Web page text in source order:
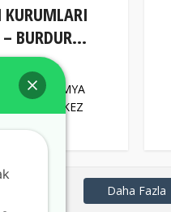
BURDUR...
KİMYA
MERKEZ
Daha Fazla